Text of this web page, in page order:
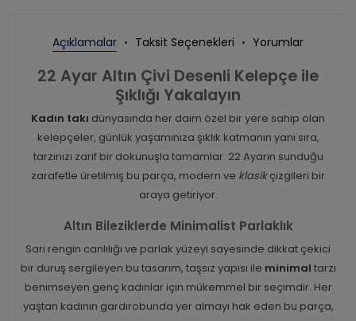
Açıklamalar Taksit Seçenekleri Yorumlar
22 Ayar Altın Çivi Desenli Kelepçe ile
Şıklığı Yakalayın
Kadın takı dünyasında her daim özel bir yere sahip olan
kelepçeler, günlük yaşamınıza şıklık katmanın yanı sıra,
tarzınızı zarif bir dokunuşla tamamlar. 22 Ayarın sunduğu
zarafetle üretilmiş bu parça, modern ve klasikçizgileri bir
araya getiriyor.
Altın Bileziklerde Minimalist Parlaklık
Sarı rengin canlılığı ve parlak yüzeyi sayesinde dikkat çekici
bir duruş sergileyen bu tasarım, taşsız yapısı ile minimal tarzı
benimseyen genç kadınlar için mükemmel bir seçimdir. Her
yaştan kadının gardırobunda yer almayı hak eden bu parça,